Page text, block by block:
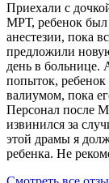
Приехали с
МРТ, ребенок был
анестезии, пока
предложили
день в больнице.
попыток, ребенок
валиумом, пока
Персонал после
извинился за
этой драмы я
ребенка. Не